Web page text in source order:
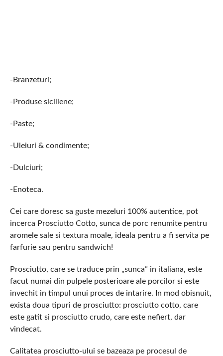
-Branzeturi;
-Produse siciliene;
-Paste;
-Uleiuri & condimente;
-Dulciuri;
-Enoteca.
Cei care doresc sa guste mezeluri 100% autentice, pot
incerca Prosciutto Cotto, sunca de porc renumite pentru
aromele sale si textura moale, ideala pentru a fi servita pe
farfurie sau pentru sandwich!
Prosciutto, care se traduce prin „sunca” in italiana, este
facut numai din pulpele posterioare ale porcilor si este
invechit in timpul unui proces de intarire. In mod obisnuit,
exista doua tipuri de prosciutto: prosciutto cotto, care
este gatit si prosciutto crudo, care este nefiert, dar
vindecat.
Calitatea prosciutto-ului se bazeaza pe procesul de